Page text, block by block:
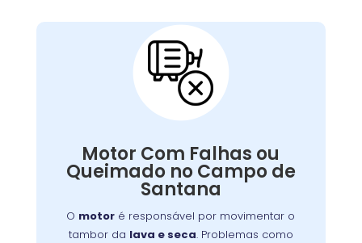
Motor Com Falhas ou
Queimado no Campo de
Santana
O motor é responsável por movimentar o
tambor da lava e seca. Problemas como
Motor Com Falhas ou
Queimado:
tambor da
lava e seca
. Problemas como
falhas ou queima podem ocorrer devido ao
desgaste, sobrecarga ou falta de manutenção.
completa do aparelho.